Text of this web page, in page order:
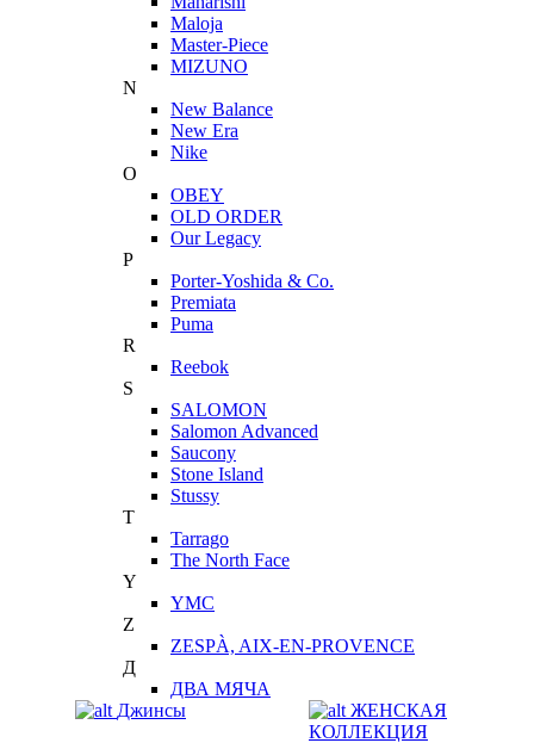
Maloja
Master-Piece
MIZUNO
N
New Balance
New Era
Nike
O
OBEY
OLD ORDER
Our Legacy
P
Porter-Yoshida & Co.
Premiata
Puma
R
Reebok
S
SALOMON
Salomon Advanced
Saucony
Stone Island
Stussy
T
Tarrago
The North Face
Y
YMC
Z
ZESPÀ, AIX-EN-PROVENCE
Д
ДВА МЯЧА
Джинсы
ЖЕНСКАЯ
КОЛЛЕКЦИЯ